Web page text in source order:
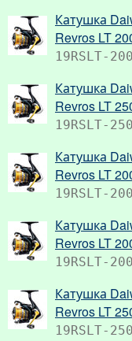
Катушка
Revros LT
19RSLT-
Катушка
Revros LT
19RSLT-
Катушка
Revros LT
19RSLT-
Катушка
Revros LT
19RSLT-
Катушка
Revros LT
19RSLT-